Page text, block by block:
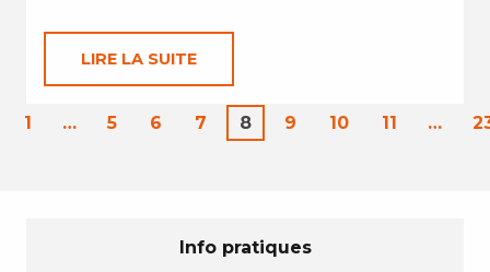
LIRE LA SUITE
1 … 5 6 7 8 9 10 11 …
Info pratiques